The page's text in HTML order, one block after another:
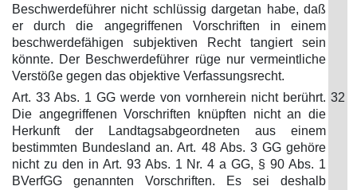
Beschwerdeführer nicht schlüssig dargetan habe, daß
er durch die angegriffenen Vorschriften in einem
beschwerdefähigen subjektiven Recht tangiert sein
könnte. Der Beschwerdeführer rüge nur vermeintliche
Verstöße gegen das objektive Verfassungsrecht.
Art. 33 Abs. 1 GG werde von vornherein nicht berührt.
Die angegriffenen Vorschriften knüpften nicht an die
Herkunft der Landtagsabgeordneten aus einem
bestimmten Bundesland an. Art. 48 Abs. 3 GG gehöre
nicht zu den in Art. 93 Abs. 1 Nr. 4 a GG, § 90 Abs. 1
BVerfGG genannten Vorschriften. Es sei deshalb
32